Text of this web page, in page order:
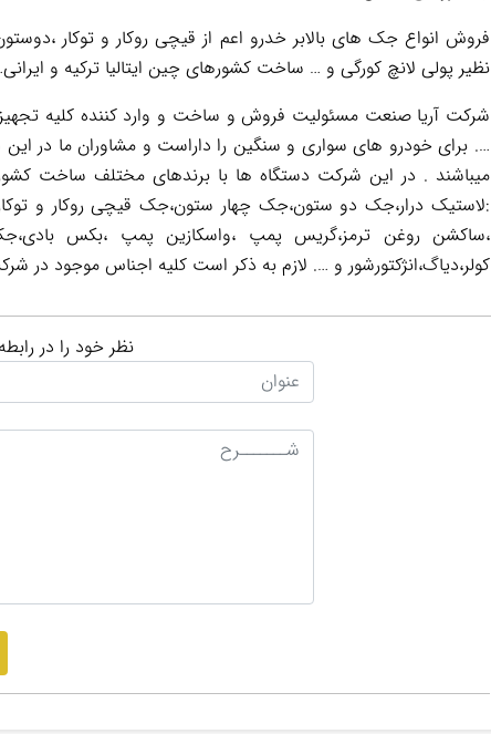
فروش انواع جک های بالابر خدرو اعم از قیچی روکار و توکار
نظیر پولی لانچ کورگی و … ساخت کشورهای چین ایتالیا ترکیه و
شرکت آریا صنعت مسئولیت فروش و ساخت و وارد کننده کلیه
…. برای خودرو های سواری و سنگین را داراست و مشاوران ما در
میباشند . در این شرکت دستگاه ها با برندهای مختلف ساخت
:لاستیک درار،جک دو ستون،جک چهار ستون،جک قیچی روکار و
کولر،دیاگ،انژکتورشور و …. لازم به ذکر است کلیه اجناس موجود
نظر خود را در